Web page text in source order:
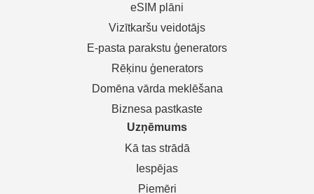
eSIM plāni
Vizītkaršu veidotājs
E-pasta parakstu ģenerators
Rēķinu ģenerators
Domēna vārda meklēšana
Biznesa pastkaste
Uzņēmums
Kā tas strādā
Iespējas
Piemēri